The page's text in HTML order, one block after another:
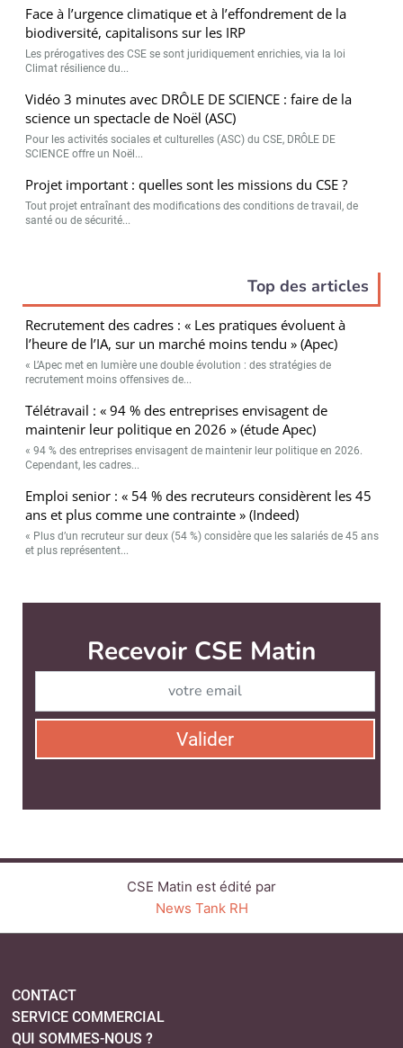
Face à l’urgence climatique et à l’effondrement de la
biodiversité, capitalisons sur les IRP
Les prérogatives des CSE se sont juridiquement enrichies, via la loi
Climat résilience du...
Vidéo 3 minutes avec DRÔLE DE SCIENCE : faire de la
science un spectacle de Noël (ASC)
Pour les activités sociales et culturelles (ASC) du CSE, DRÔLE DE
SCIENCE offre un Noël...
Projet important : quelles sont les missions du CSE ?
Tout projet entraînant des modifications des conditions de travail, de
santé ou de sécurité...
Top des articles
Recrutement des cadres : « Les pratiques évoluent à
l’heure de l’IA, sur un marché moins tendu » (Apec)
« L’Apec met en lumière une double évolution : des stratégies de
recrutement moins offensives de...
Télétravail : « 94 % des entreprises envisagent de
maintenir leur politique en 2026 » (étude Apec)
« 94 % des entreprises envisagent de maintenir leur politique en 2026.
Cependant, les cadres...
Emploi senior : « 54 % des recruteurs considèrent les 45
ans et plus comme une contrainte » (Indeed)
« Plus d’un recruteur sur deux (54 %) considère que les salariés de 45 ans
et plus représentent...
CSE Matin est édité par
QUI SOMMES-NOUS ?
LINKEDINTWITTERFACEBOOK
MENTIONS LÉGALES
POLITIQUE DE CONFIDENTIALITÉ